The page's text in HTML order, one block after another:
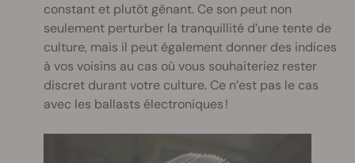
constant et plutôt gênant. Ce son peut non
seulement perturber la tranquillité d’une tente de
culture, mais il peut également donner des indices
à vos voisins au cas où vous souhaiteriez rester
discret durant votre culture. Ce n’est pas le cas
avec les ballasts électroniques !